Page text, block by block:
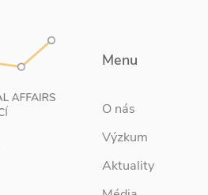
Menu
O nás
Výzkum
Aktuality